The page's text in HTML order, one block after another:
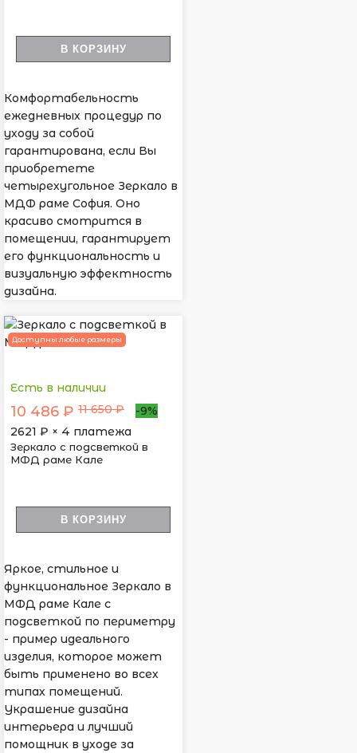
В КОРЗИНУ
Комфортабельность
ежедневных процедур по
уходу за собой
гарантирована, если Вы
приобретете
четырехугольное Зеркало в
МДФ раме София. Оно
красиво смотрится в
помещении, гарантирует
его функциональность и
визуальную эффектность
дизайна.
Доступны любые размеры
Есть в наличии
10 486 ₽ 11 650 ₽
-9%
2621 ₽ × 4 платежа
Зеркало с подсветкой в
МФД раме Кале
В КОРЗИНУ
Яркое, стильное и
функциональное Зеркало в
МФД раме Кале с
подсветкой по периметру
- пример идеального
изделия, которое может
быть применено во всех
типах помещений.
Украшение дизайна
интерьера и лучший
помощник в уходе за